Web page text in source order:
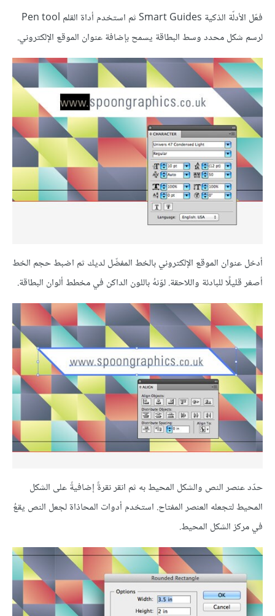
فعّل الأدلّة الذكية Smart Guides ثم استخدم أداة القلم Pen tool
لرسم شكل محدد وسط البطاقة يسمح بإضافة عنوان الموقع الإلكتروني.
أدخل عنوان الموقع الإلكتروني بالخط المفضّل لديك ثم اضبط حجم الخط
أصغر قليلًا للبادئة واللاحقة. لوّنهُ باللون الداكن في مخطط ألوان البطاقة.
حدّد عنصر النص والشكل المحيط به ثم انقر نقرةً إضافيةً على الشكل
المحيط لتجعله العنصر المفتاح. استخدم أدوات المحاذاة لجعل النص يقعُ
في مركز الشكل المحيط.